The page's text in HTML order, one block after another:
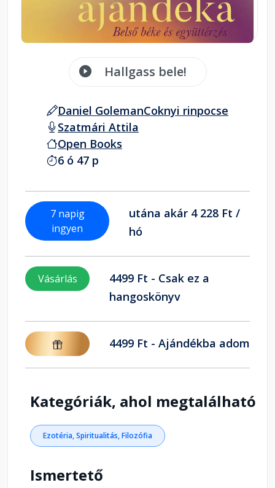
Hallgass bele!
Daniel GolemanCoknyi rinpocse
Szatmári Attila
Open Books
6 ó 47 p
7 napig
ingyen
utána akár 4 228 Ft /
hó
Vásárlás
4499 Ft - Csak ez a
hangoskönyv
4499 Ft - Ajándékba adom
Kategóriák, ahol megtalálható
Ezotéria, Spiritualitás, Filozófia
Ismertető